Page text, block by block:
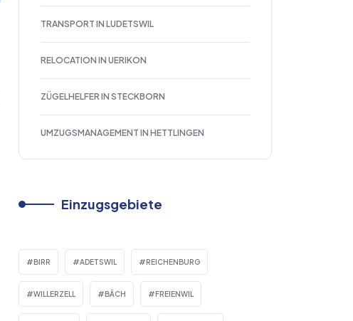
TRANSPORT IN LUDETSWIL
RELOCATION IN UERIKON
ZÜGELHELFER IN STECKBORN
UMZUGSMANAGEMENT IN HETTLINGEN
Einzugsgebiete
BIRR ADETSWIL REICHENBURG
WILLERZELL BÄCH FREIENWIL